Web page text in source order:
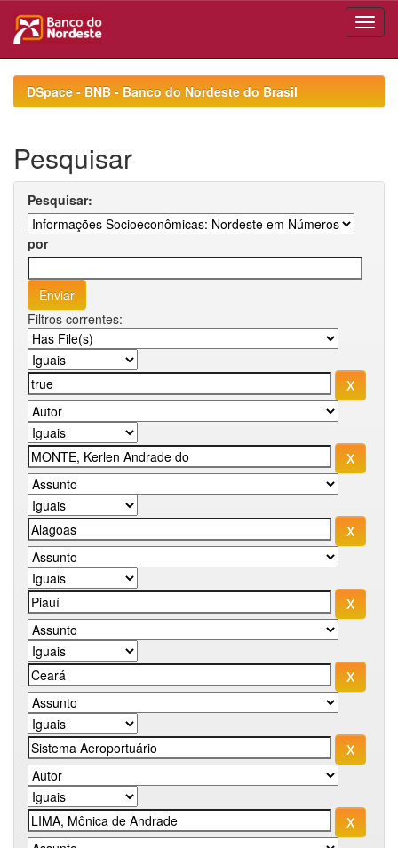
navigationDSpace - BNB - Banco do Nordeste do Brasil
Pesquisar
Pesquisar:
por
Filtros correntes: